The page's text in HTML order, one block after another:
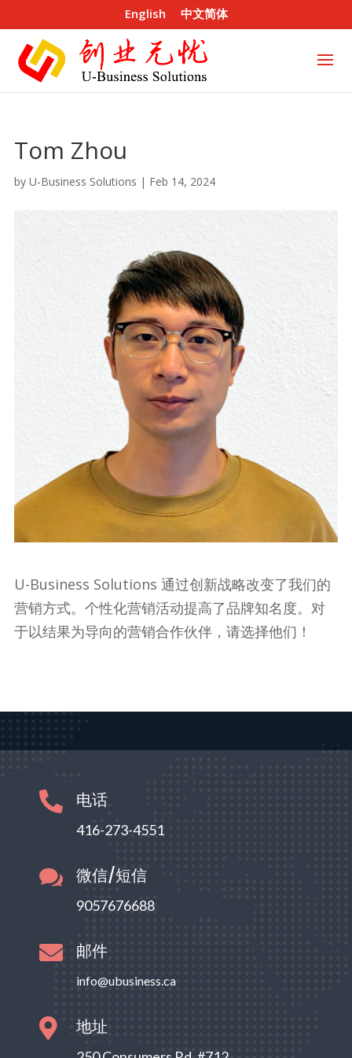
English 中文简体
Tom Zhou
by U-Business Solutions | Feb 14, 2024
U-Business Solutions 通过创新战略改变了我们的
营销方式。个性化营销活动提高了品牌知名度。对
于以结果为导向的营销合作伙伴，请选择他们！
 电话
416-273-4551
 微信/短信
9057676688
 邮件
info@ubusiness.ca
 地址